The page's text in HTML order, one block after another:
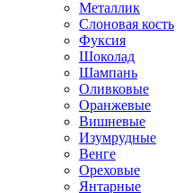
Металлик
Слоновая кость
Фуксия
Шоколад
Шампань
Оливковые
Оранжевые
Вишневые
Изумрудные
Венге
Ореховые
Янтарные